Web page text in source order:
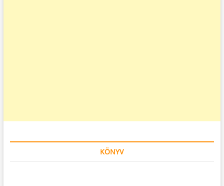
KÖNYV